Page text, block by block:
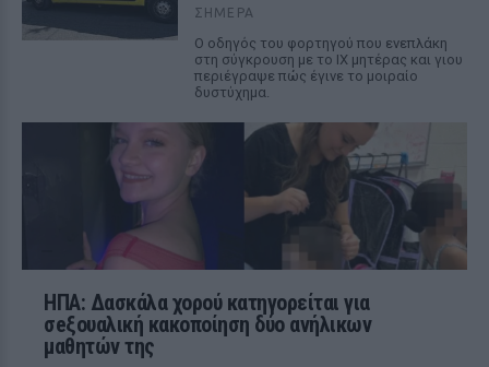
ΣΉΜΕΡΑ
Ο οδηγός του φορτηγού που ενεπλάκη
στη σύγκρουση με το ΙΧ μητέρας και γιου
περιέγραψε πώς έγινε το μοιραίο
δυστύχημα.
ΗΠΑ: Δασκάλα χορού κατηγορείται για
σeξουαλική κακοποίηση δύο ανήλικων
μαθητών της